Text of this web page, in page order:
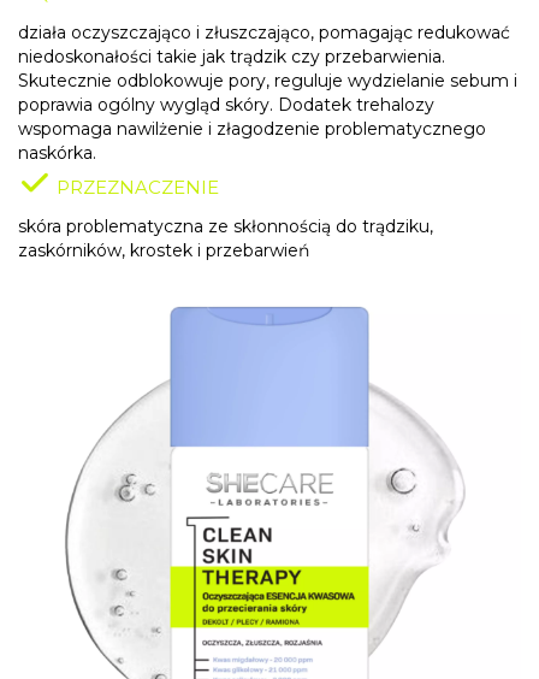
działa oczyszczająco i złuszczająco, pomagając redukować
niedoskonałości takie jak trądzik czy przebarwienia.
Skutecznie odblokowuje pory, reguluje wydzielanie sebum i
poprawia ogólny wygląd skóry. Dodatek trehalozy
wspomaga nawilżenie i złagodzenie problematycznego
naskórka.
PRZEZNACZENIE
skóra problematyczna ze skłonnością do trądziku,
zaskórników, krostek i przebarwień